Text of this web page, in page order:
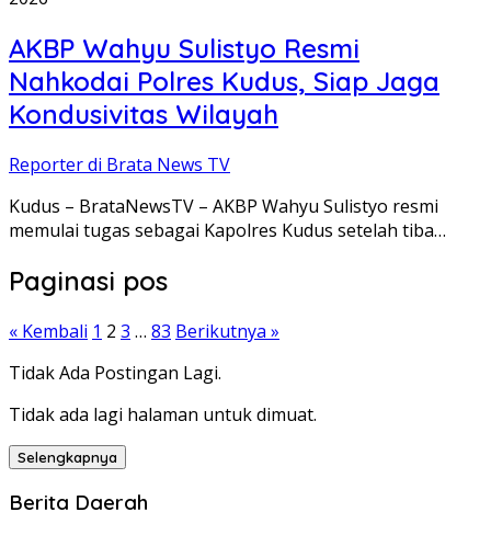
AKBP Wahyu Sulistyo Resmi
Nahkodai Polres Kudus, Siap Jaga
Kondusivitas Wilayah
Reporter di Brata News TV
Kudus – BrataNewsTV – AKBP Wahyu Sulistyo resmi
memulai tugas sebagai Kapolres Kudus setelah tiba…
Paginasi pos
« Kembali 1 2 3 … 83 Berikutnya »
Tidak Ada Postingan Lagi.
Tidak ada lagi halaman untuk dimuat.
Selengkapnya
Berita Daerah